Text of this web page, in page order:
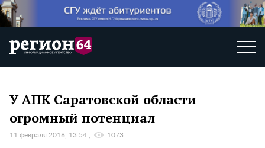
У АПК Саратовской области
огромный потенциал
11 февраля 2016, 13:54 1073